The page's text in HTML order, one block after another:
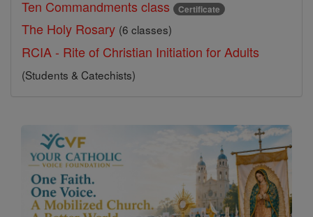
Ten Commandments class Certificate
The Holy Rosary (6 classes)
RCIA - Rite of Christian Initiation for Adults
(Students & Catechists)